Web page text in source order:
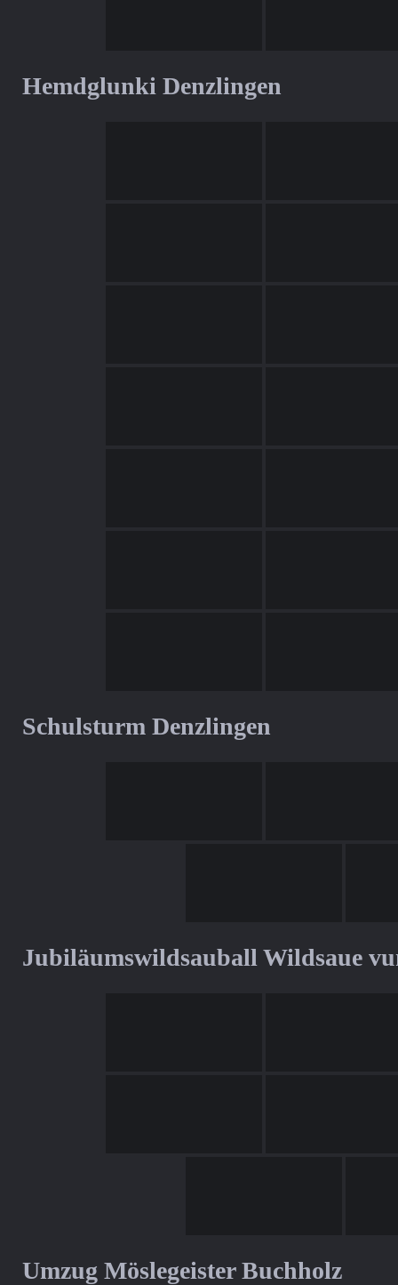
Hemdglunki Denzlingen
Schulsturm Denzlingen
Jubiläumswildsauball Wildsaue
Umzug Möslegeister Buchholz